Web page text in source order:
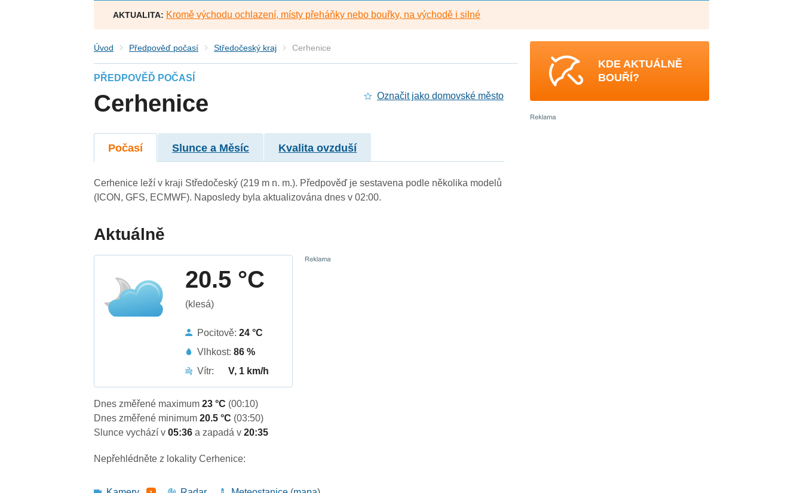
AKTUALITA: Kromě východu ochlazení, místy přeháňky nebo bouřky, na východě i silné
Úvod Předpověď počasí Středočeský kraj Cerhenice
PŘEDPOVĚĎ POČASÍ
Cerhenice Označit jako domovské město
Počasí Slunce a Měsíc Kvalita ovzduší
Cerhenice leží v kraji Středočeský (219 m n. m.). Předpověď je sestavena podle několika modelů
(ICON, GFS, ECMWF). Naposledy byla aktualizována dnes v 02:00.
Aktuálně
20.5 °C
(klesá)
Pocitově:24 °C
Vlhkost:86 %
Vítr:
V, 1 km/h
Dnes změřené maximum23 °C (00:10)
Dnes změřené minimum20.5 °C (03:50)
Slunce vychází v05:36a zapadá v20:35
Nepřehlédněte z lokality Cerhenice:
KDE AKTUÁLNĚ
BOUŘÍ?